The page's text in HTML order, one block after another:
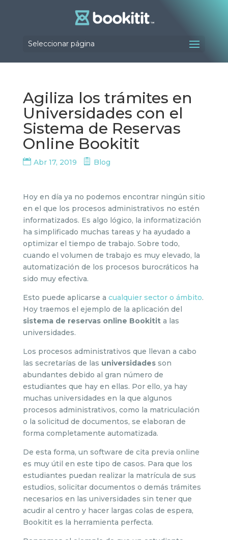
Seleccionar página
Agiliza los trámites en
Universidades con el
Sistema de Reservas
Online Bookitit
Abr 17, 2019 Blog
Hoy en día ya no podemos encontrar ningún sitio
en el que los procesos administrativos no estén
informatizados. Es algo lógico, la informatización
ha simplificado muchas tareas y ha ayudado a
optimizar el tiempo de trabajo. Sobre todo,
cuando el volumen de trabajo es muy elevado, la
automatización de los procesos burocráticos ha
sido muy efectiva.
Esto puede aplicarse a cualquier sector o ámbito.
Hoy traemos el ejemplo de la aplicación del
sistema de reservas online Bookitita las
universidades.
Los procesos administrativos que llevan a cabo
las secretarías de las universidadesson
abundantes debido al gran número de
estudiantes que hay en ellas. Por ello, ya hay
muchas universidades en la que algunos
procesos administrativos, como la matriculación
o la solicitud de documentos, se elaboran de
forma completamente automatizada.
De esta forma, un software de cita previa online
es muy útil en este tipo de casos. Para que los
estudiantes puedan realizar la matrícula de sus
estudios, solicitar documentos o demás trámites
necesarios en las universidades sin tener que
acudir al centro y hacer largas colas de espera,
Bookitit es la herramienta perfecta.